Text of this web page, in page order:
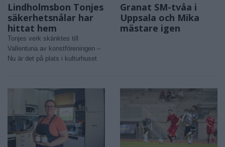
Lindholmsbon Tonjes
säkerhetsnålar har
hittat hem
Tonjes verk skänktes till
Vallentuna av konstföreningen –
Nu är det på plats i kulturhuset
Granat SM-tvåa i
Uppsala och Mika
mästare igen